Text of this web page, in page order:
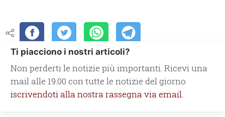
Ti piacciono i nostri articoli?
Non perderti le notizie più importanti. Ricevi una
mail alle 19.00 con tutte le notizie del giorno
iscrivendoti alla nostra rassegna via email.